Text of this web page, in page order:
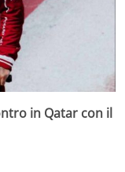
in Qatar con il